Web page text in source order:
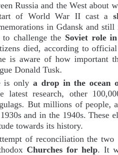
Russia and the West about
of World War II cast a
in Gdansk and
to challenge the Soviet role
died, according to
is aware of how important
Donald Tusk.
is only a drop in the ocean
latest research, other
But millions of people,
and in the 1940s. These
towards its history.
of reconciliation the two
Churches for help. It